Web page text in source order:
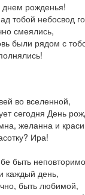
рожденья!
тобой небосвод
смеялись,
были рядом с
во вселенной,
сегодня День
желанна и
Ира!
быть
каждый день,
быть любимой,